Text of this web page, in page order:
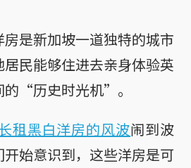
是新加坡一道独特的城市
民能够住进去亲身体验英
的“历史时光机”。
租黑白洋房的风波闹到波
始意识到，这些洋房是可